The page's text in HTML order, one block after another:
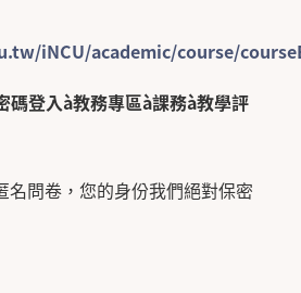
iNCU/academic/course/
碼登入à教務專區à課務à教學評
名問卷，您的身份我們絕對保密